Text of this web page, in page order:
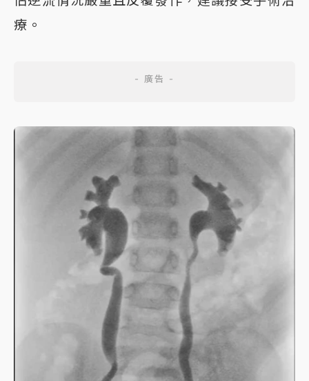
療。